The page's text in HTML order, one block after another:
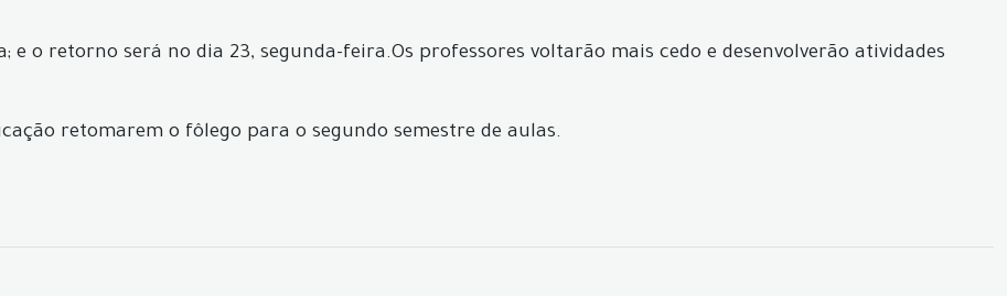
o retorno será no dia 23, segunda-feira.Os professores voltarão mais cedo e desenvolverão atividades
retomarem o fôlego para o segundo semestre de aulas.